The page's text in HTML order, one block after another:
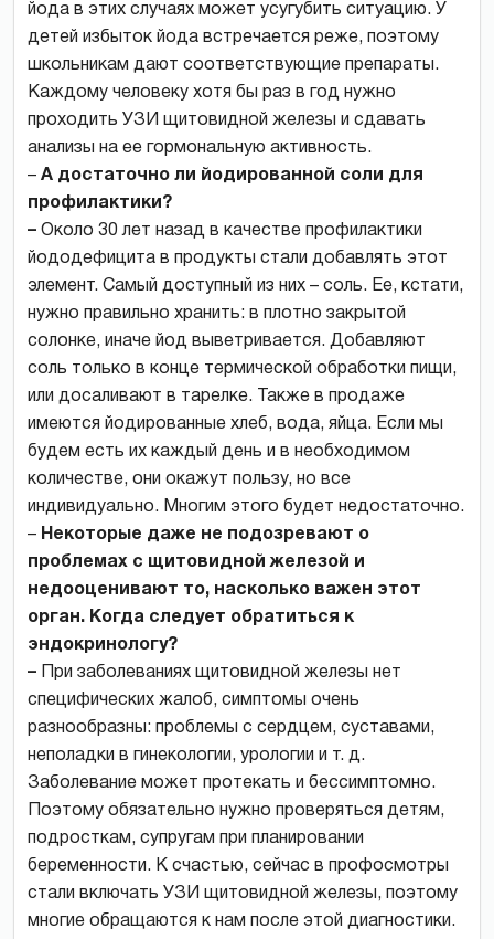
йода в этих случаях может усугубить ситуацию. У
детей избыток йода встречается реже, поэтому
школьникам дают соответствующие препараты.
Каждому человеку хотя бы раз в год нужно
проходить УЗИ щитовидной железы и сдавать
анализы на ее гормональную активность.
– А достаточно ли йодированной соли для
профилактики?
– Около 30 лет назад в качестве профилактики
йододефицита в продукты стали добавлять этот
элемент. Самый доступный из них – соль. Ее, кстати,
нужно правильно хранить: в плотно закрытой
солонке, иначе йод выветривается. Добавляют
соль только в конце термической обработки пищи,
или досаливают в тарелке. Также в продаже
имеются йодированные хлеб, вода, яйца. Если мы
будем есть их каждый день и в необходимом
количестве, они окажут пользу, но все
индивидуально. Многим этого будет недостаточно.
– Некоторые даже не подозревают о
проблемах с щитовидной железой и
недооценивают то, насколько важен этот
орган. Когда следует обратиться к
эндокринологу?
–
При заболеваниях щитовидной железы нет
специфических жалоб, симптомы очень
разнообразны: проблемы с сердцем, суставами,
неполадки в гинекологии, урологии и т. д.
Заболевание может протекать и бессимптомно.
Поэтому обязательно нужно проверяться детям,
подросткам, супругам при планировании
беременности. К счастью, сейчас в профосмотры
стали включать УЗИ щитовидной железы, поэтому
многие обращаются к нам после этой диагностики.